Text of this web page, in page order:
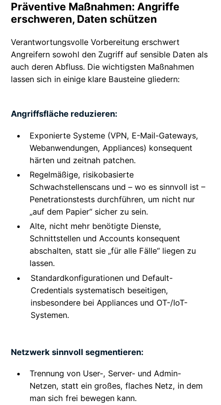
Präventive Maßnahmen: Angriffe
erschweren, Daten schützen
Verantwortungsvolle Vorbereitung erschwert
Angreifern sowohl den Zugriff auf sensible Daten als
auch deren Abfluss. Die wichtigsten Maßnahmen
lassen sich in einige klare Bausteine gliedern:
Angriffsfläche reduzieren:
Exponierte Systeme (VPN, E-Mail-Gateways,
Webanwendungen, Appliances) konsequent
härten und zeitnah patchen.
Regelmäßige, risikobasierte
Schwachstellenscans und – wo es sinnvoll ist –
Penetrationstests durchführen, um nicht nur
„auf dem Papier“ sicher zu sein.
Alte, nicht mehr benötigte Dienste,
Schnittstellen und Accounts konsequent
abschalten, statt sie „für alle Fälle“ liegen zu
lassen.
Standardkonfigurationen und Default-
Credentials systematisch beseitigen,
insbesondere bei Appliances und OT-/IoT-
Systemen.
Netzwerk sinnvoll segmentieren:
Trennung von User-, Server- und Admin-
Netzen, statt ein großes, flaches Netz, in dem
man sich frei bewegen kann.